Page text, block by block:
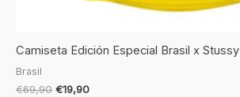
Camiseta Edición Especial Brasil x Stussy
Brasil
€69,90 €19,90